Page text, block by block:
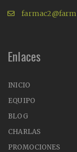
Enlaces
INICIO
EQUIPO
BLOG
CHARLAS
PROMOCIONES